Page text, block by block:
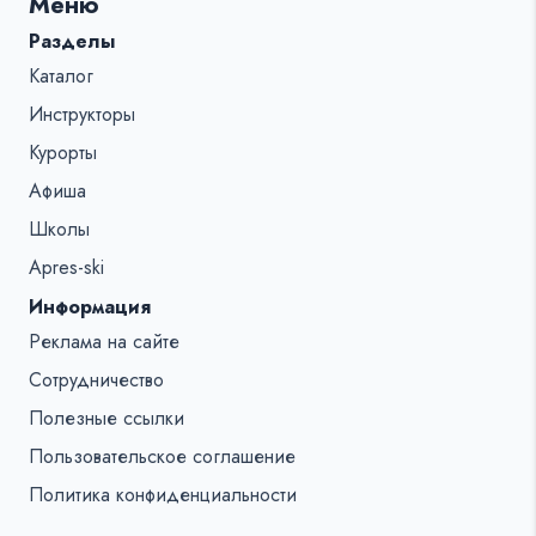
Разделы
Каталог
Инструкторы
Курорты
Афиша
Школы
Apres-ski
Информация
Реклама на сайте
Сотрудничество
Полезные ссылки
Пользовательское соглашение
Политика конфиденциальности